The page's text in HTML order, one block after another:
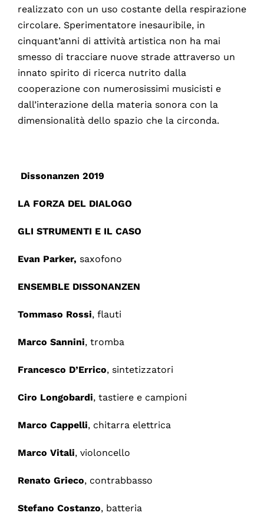
realizzato con un uso costante della respirazione
circolare. Sperimentatore inesauribile, in
cinquant’anni di attività artistica non ha mai
smesso di tracciare nuove strade attraverso un
innato spirito di ricerca nutrito dalla
cooperazione con numerosissimi musicisti e
dall’interazione della materia sonora con la
dimensionalità dello spazio che la circonda.
Dissonanzen 2019
LA FORZA DEL DIALOGO
GLI STRUMENTI E IL CASO
Evan Parker, saxofono
ENSEMBLE DISSONANZEN
Tommaso Rossi, flauti
Marco Sannini, tromba
Francesco D’Errico, sintetizzatori
Ciro Longobardi, tastiere e campioni
Marco Cappelli, chitarra elettrica
Marco Vitali, violoncello
Renato Grieco, contrabbasso
Stefano Costanzo, batteria